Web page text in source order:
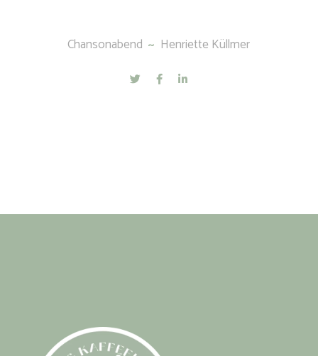
Chansonabend Henriette Küllmer